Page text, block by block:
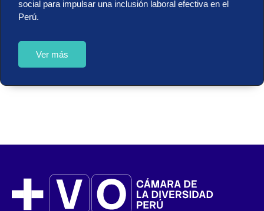
social para impulsar una inclusión laboral efectiva en el
Perú.
Ver más